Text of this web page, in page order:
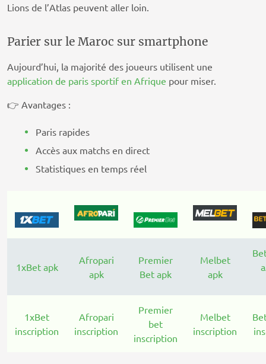
Lions de l’Atlas peuvent aller loin.
Parier sur le Maroc sur smartphone
Aujourd’hui, la majorité des joueurs utilisent une
application de paris sportif en Afrique pour miser.
👉 Avantages :
Paris rapides
Accès aux matchs en direct
Statistiques en temps réel
1xBet apk
Afropari
apk
Premier
Bet apk
Melbet
apk
1xBet
inscription
Afropari
inscription
Premier
bet
inscription
Melbet
inscription